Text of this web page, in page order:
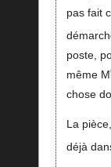
pas fait
poste,
même M
chose
La
déjà